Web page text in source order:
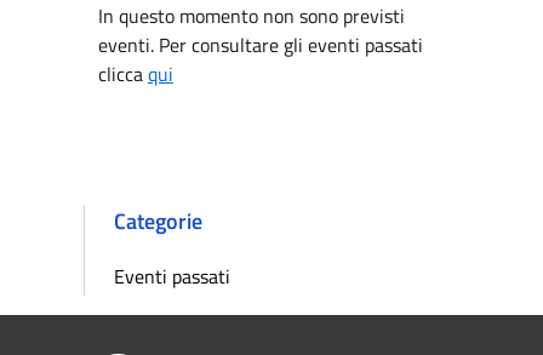
In questo momento non sono previsti
eventi. Per consultare gli eventi passati
cliccaqui
Categorie
Eventi passati